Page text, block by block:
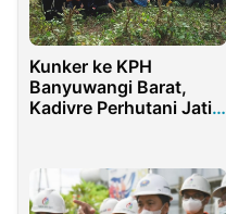
Kunker ke KPH
Banyuwangi Barat,
Kadivre Perhutani Jatim